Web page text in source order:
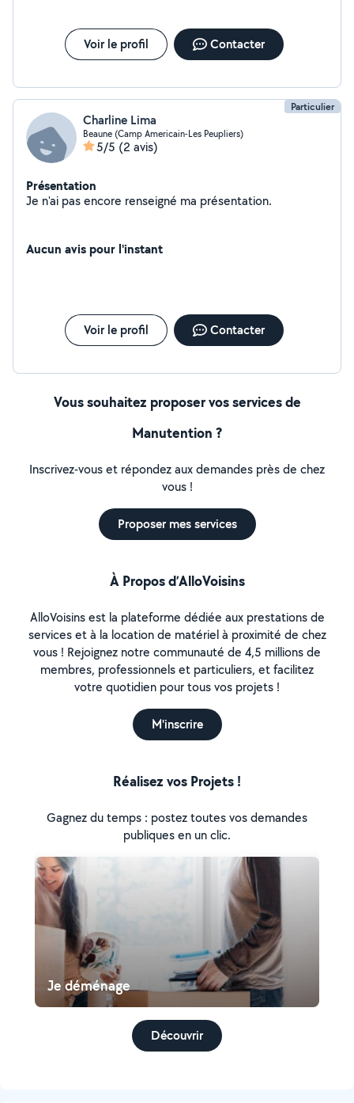
Voir le profil Contacter
Particulier
Charline Lima
Beaune (Camp Americain-Les Peupliers)
5/5 (2 avis)
Présentation
Je n'ai pas encore renseigné ma présentation.
Aucun avis pour l'instant
Voir le profil Contacter
Vous souhaitez proposer vos services de
Manutention ?
Inscrivez-vous et répondez aux demandes près de chez
vous !
Proposer mes services
À Propos d’AlloVoisins
AlloVoisins est la plateforme dédiée aux prestations de
services et à la location de matériel à proximité de chez
vous ! Rejoignez notre communauté de 4,5 millions de
membres, professionnels et particuliers, et facilitez
votre quotidien pour tous vos projets !
M'inscrire
Réalisez vos Projets !
Gagnez du temps : postez toutes vos demandes
publiques en un clic.
Je déménage
Découvrir